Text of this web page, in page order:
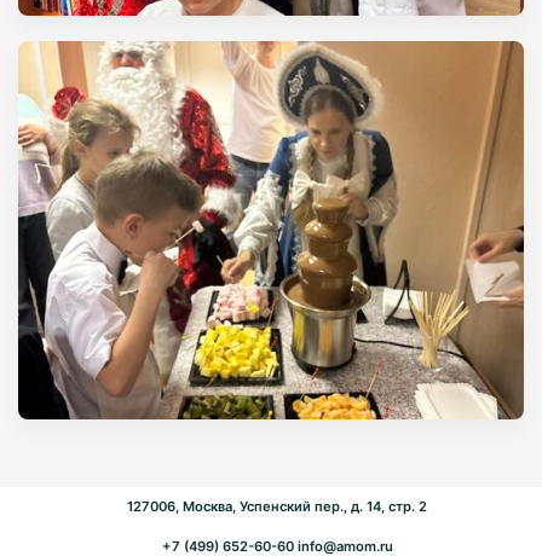
127006, Москва, Успенский пер., д. 14, стр. 2
+7 (499) 652-60-60 info@amom.ru